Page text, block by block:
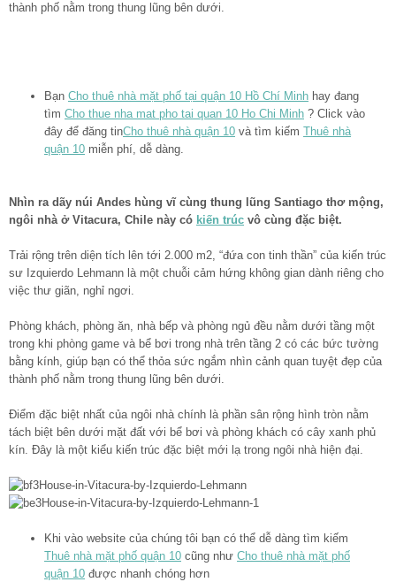
thành phố nằm trong thung lũng bên dưới.
Bạn Cho thuê nhà mặt phố tại quận 10 Hồ Chí Minh hay đang
tìm Cho thue nha mat pho tai quan 10 Ho Chi Minh ? Click vào
đây để đăng tinCho thuê nhà quận 10 và tìm kiếm Thuê nhà
quận 10 miễn phí, dễ dàng.
Nhìn ra dãy núi Andes hùng vĩ cùng thung lũng Santiago thơ mộng,
ngôi nhà ở Vitacura, Chile này có kiến trúc vô cùng đặc biệt.
Trải rộng trên diện tích lên tới 2.000 m2, “đứa con tinh thần” của kiến ​​trúc
sư Izquierdo Lehmann là một chuỗi cảm hứng không gian dành riêng cho
việc thư giãn, nghỉ ngơi.
Phòng khách, phòng ăn, nhà bếp và phòng ngủ đều nằm dưới tầng một
trong khi phòng game và bể bơi trong nhà trên tầng 2 có các bức tường
bằng kính, giúp bạn có thể thỏa sức ngắm nhìn cảnh quan tuyệt đẹp của
thành phố nằm trong thung lũng bên dưới.
Điểm đặc biệt nhất của ngôi nhà chính là phần sân rộng hình tròn nằm
tách biệt bên dưới mặt đất với bể bơi và phòng khách có cây xanh phủ
kín. Đây là một kiểu kiến trúc đặc biệt mới lạ trong ngôi nhà hiện đại.
Khi vào website của chúng tôi bạn có thể dễ dàng tìm kiếm
Thuê nhà mặt phố quận 10 cũng như Cho thuê nhà mặt phố
quận 10 được nhanh chóng hơn